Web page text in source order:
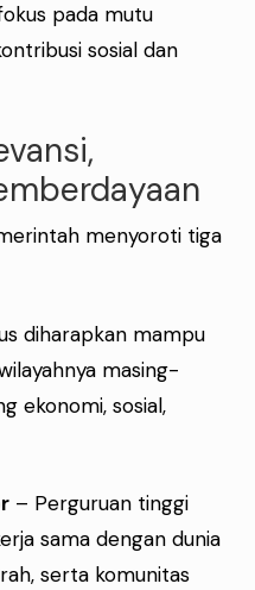
pada mutu
sosial dan
menyoroti tiga
diharapkan mampu
masing-
ekonomi, sosial,
– Perguruan tinggi
sama dengan dunia
serta komunitas